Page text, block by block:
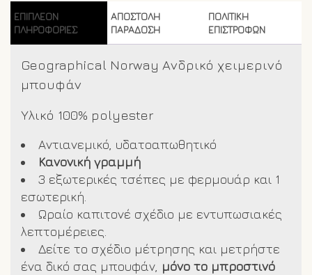
ΕΠΙΠΛΈΟΝ
ΠΛΗΡΟΦΟΡΊΕΣ
ΑΠΟΣΤΟΛΗ
ΠΑΡΑΔΟΣΗ
ΠΟΛΙΤΙΚΗ
ΕΠΙΣΤΡΟΦΩΝ
Geographical Norway Ανδρικό χειμερινό
μπουφάν
Υλικό 100% polyester
Αντιανεμικό, υδατοαπωθητικό
Κανονική γραμμή
3 εξωτερικές τσέπες με φερμουάρ και 1
εσωτερική.
Ωραίο καπιτονέ σχέδιο με εντυπωσιακές
λεπτομέρειες.
Δείτε το σχέδιο μέτρησης και μετρήστε
ένα δικό σας μπουφάν, μόνο το μπροστινό